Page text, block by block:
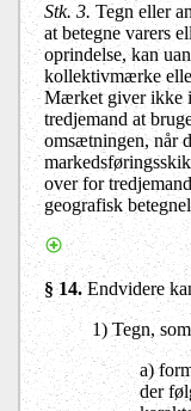
Stk. 3. Tegn eller
at betegne varers
oprindelse, kan
kollektivmærke
Mærket giver ikke
tredjemand at
omsætningen, når
over for
geografisk
§ 14.Endvidere
1) Tegn,
a)
der